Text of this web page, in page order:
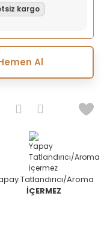
kargo
Al
Tatlandırıcı/Aroma
İÇERMEZ